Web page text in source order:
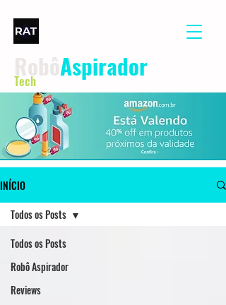
Aspirador
Tech
INÍCIO
Todos os Posts
Robô Aspirador
Reviews
Todos os Posts